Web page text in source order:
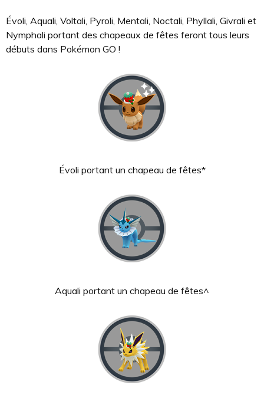
Évoli, Aquali, Voltali, Pyroli, Mentali, Noctali, Phyllali, Givrali et
Nymphali portant des chapeaux de fêtes feront tous leurs
débuts dans Pokémon GO !
Évoli portant un chapeau de fêtes*
Aquali portant un chapeau de fêtes^